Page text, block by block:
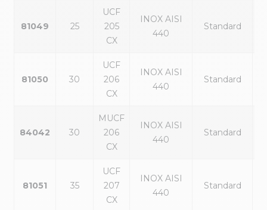
81049 25
UCF
205
CX
INOX AISI
440
Standard
81050 30
UCF
206
CX
INOX AISI
440
Standard
84042 30
MUCF
206
CX
INOX AISI
440
Standard
81051 35
UCF
207
CX
INOX AISI
440
Standard